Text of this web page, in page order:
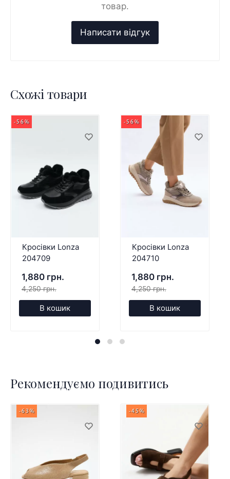
товар.
Схожі товари
-56%
Кросівки Lonza
204709
1,880 грн.
4,250 грн.
В кошик
-56%
Кросівки Lonza
204710
1,880 грн.
4,250 грн.
В кошик
Рекомендуємо подивитись
-63% -45%